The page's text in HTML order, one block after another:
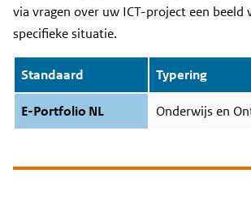
via vragen over uw ICT-project een
specifieke situatie.
Standaard Typering
E-Portfolio NL Onderwijs en